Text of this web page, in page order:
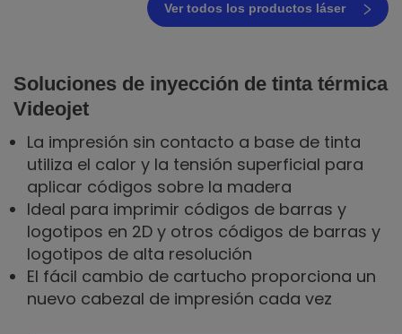
Ver todos los productos láser
Soluciones de inyección de tinta térmica
Videojet
La impresión sin contacto a base de tinta
utiliza el calor y la tensión superficial para
aplicar códigos sobre la madera
Ideal para imprimir códigos de barras y
logotipos en 2D y otros códigos de barras y
logotipos de alta resolución
El fácil cambio de cartucho proporciona un
nuevo cabezal de impresión cada vez